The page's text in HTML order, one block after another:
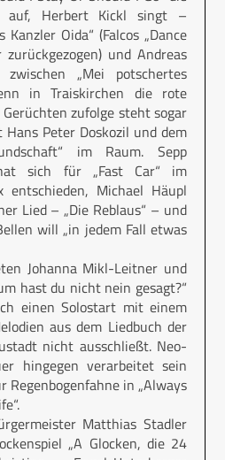
auf, Herbert Kickl singt –
Oida“ (Falcos „Dance
und Andreas
„Mei potschertes
in Traiskirchen die rote
zufolge steht sogar
Peter Doskozil und dem
im Raum. Sepp
sich für „Fast Car“ im
entschieden, Michael Häupl
Lied – „Die Reblaus“ – und
will „in jedem Fall etwas
Johanna Mikl-Leitner und
hast du nicht nein gesagt?“
einen Solostart mit einem
aus dem Liedbuch der
nicht ausschließt. Neo-
hingegen verarbeitet sein
Regenbogenfahne in „Always
Matthias Stadler
„A Glocken, die 24